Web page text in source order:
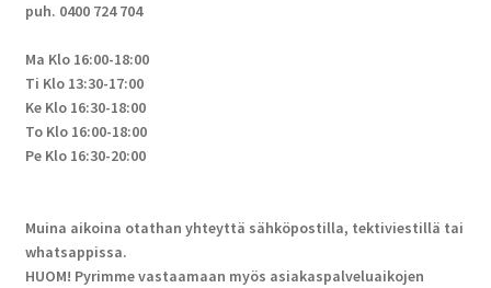
puh. 0400 724 704
Ma Klo 16:00-18:00
Ti Klo 13:30-17:00
Ke Klo 16:30-18:00
To Klo 16:00-18:00
Pe Klo 16:30-20:00
Muina aikoina otathan yhteyttä sähköpostilla, tektiviestillä tai
whatsappissa.
HUOM! Pyrimme vastaamaan myös asiakaspalveluaikojen